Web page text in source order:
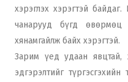
хэрэглэх хэрэгтэй
чанарууд бүгд өвөрмөц
хянамгайлж байх хэрэгтэй.
Зарим үед удаан явцтай,
эдгэрэлтийг